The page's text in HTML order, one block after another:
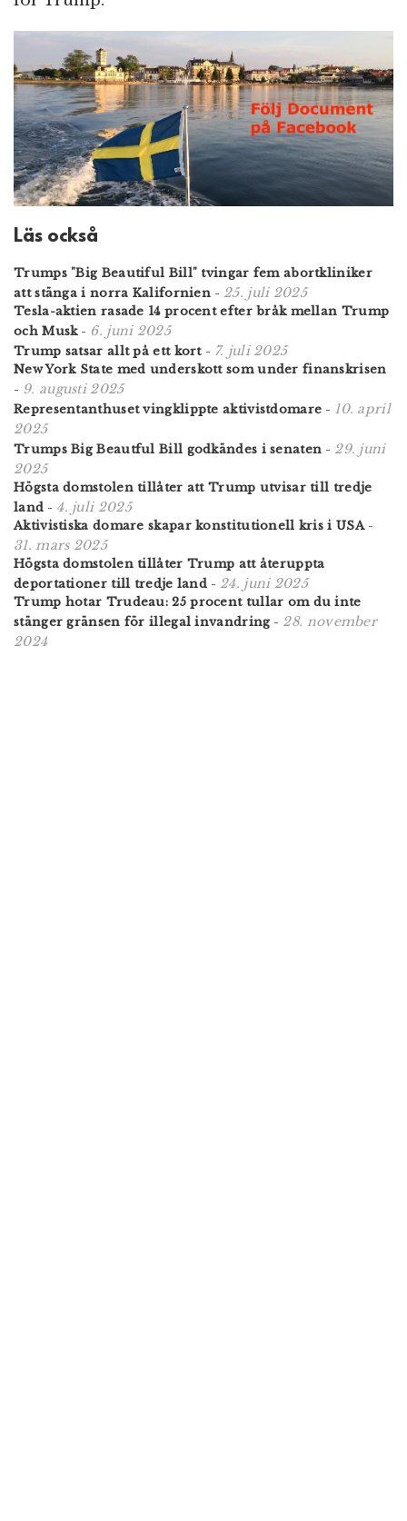
Läs också
Trumps "Big Beautiful Bill" tvingar fem abortkliniker
att stänga i norra Kalifornien - 25. juli 2025
Tesla-aktien rasade 14 procent efter bråk mellan Trump
och Musk- 6. juni 2025
Trump satsar allt på ett kort- 7. juli 2025
New York State med underskott som under finanskrisen
- 9. augusti 2025
Representanthuset vingklippte aktivistdomare - 10. april
2025
Trumps Big Beautful Bill godkändes i senaten - 29. juni
2025
Högsta domstolen tillåter att Trump utvisar till tredje
land - 4. juli 2025
Aktivistiska domare skapar konstitutionell kris i USA-
31. mars 2025
Högsta domstolen tillåter Trump att återuppta
deportationer till tredje land - 24. juni 2025
Trump hotar Trudeau: 25 procent tullar om du inte
stänger gränsen för illegal invandring- 28. november
2024